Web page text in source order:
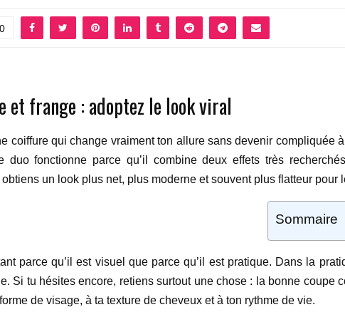
0
et frange : adoptez le look viral
coiffure qui change vraiment ton allure sans devenir compliquée
duo fonctionne parce qu’il combine deux effets très
un look plus net, plus moderne et souvent plus flatteur pour
Sommaire
parce qu’il est visuel que parce qu’il est pratique. Dans la
Si tu hésites encore, retiens surtout une chose : la bonne coupe
de visage, à ta texture de cheveux et à ton rythme de vie.